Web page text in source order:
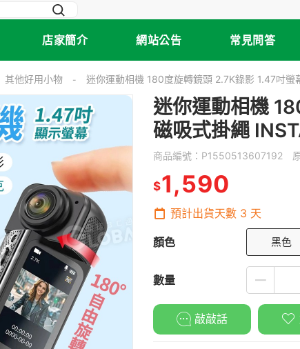
店家簡介 網站公告 常見問答
其他好用小物 - 迷你運動相機 180度旋轉鏡頭 2.7K錄影 1.47吋
迷你運動相機
磁吸式掛繩
商品編號： P1550513607192
$1,590
預計出貨天數 3 天
顏色 黑色
數量
敲敲話